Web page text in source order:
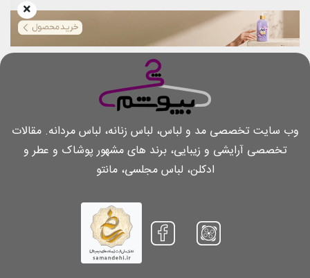
وب سایت تخصصی مد و لباس، لباس زنانه، لباس مردانه. مقالات
تخصصی آرایشی و زیبایی، برند های مشهور پوشاک و عطر و
ادکلن، لباس مجلسی، مانتو